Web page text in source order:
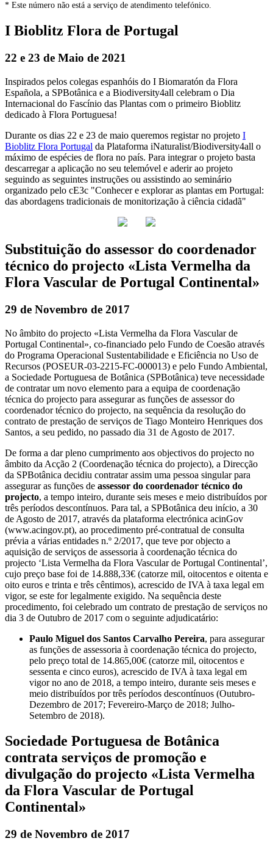
* Este número não está a serviço de atendimento telefónico.
I Bioblitz Flora de Portugal
22 e 23 de Maio de 2021
Inspirados pelos colegas espanhóis do I Biomaratón da Flora
Española, a SPBotânica e a Biodiversity4all celebram o Dia
Internacional do Fascínio das Plantas com o primeiro Bioblitz
dedicado à Flora Portuguesa!
Durante os dias 22 e 23 de maio queremos registar no projeto I
Bioblitz Flora Portugal da Plataforma iNaturalist/Biodiversity4all o
máximo de espécies de flora no país. Para integrar o projeto basta
descarregar a aplicação no seu telemóvel e aderir ao projeto
seguindo as seguintes instruções ou assistindo ao seminário
organizado pelo cE3c "Conhecer e explorar as plantas em Portugal:
das abordagens tradicionais de monitorização à ciência cidadã"
Substituição do assessor do coordenador
técnico do projecto «Lista Vermelha da
Flora Vascular de Portugal Continental»
29 de Novembro de 2017
No âmbito do projecto «Lista Vermelha da Flora Vascular de
Portugal Continental», co-financiado pelo Fundo de Coesão através
do Programa Operacional Sustentabilidade e Eficiência no Uso de
Recursos (POSEUR-03-2215-FC-000013) e pelo Fundo Ambiental,
a Sociedade Portuguesa de Botânica (SPBotânica) teve necessidade
de contratar um novo elemento para a equipa de coordenação
técnica do projecto para assegurar as funções de assessor do
coordenador técnico do projecto, na sequência da resolução do
contrato de prestação de serviços de Tiago Monteiro Henriques dos
Santos, a seu pedido, no passado dia 31 de Agosto de 2017.
De forma a dar pleno cumprimento aos objectivos do projecto no
âmbito da Acção 2 (Coordenação técnica do projecto), a Direcção
da SPBotânica decidiu contratar assim uma pessoa singular para
assegurar as funções de assessor do coordenador técnico do
projecto, a tempo inteiro, durante seis meses e meio distribuídos por
três períodos descontínuos. Para tal, a SPBotânica deu início, a 30
de Agosto de 2017, através da plataforma electrónica acinGov
(www.acingov.pt), ao procedimento pré-contratual de consulta
prévia a várias entidades n.º 2/2017, que teve por objecto a
aquisição de serviços de assessoria à coordenação técnica do
projecto ‘Lista Vermelha da Flora Vascular de Portugal Continental’,
cujo preço base foi de 14.888,33€ (catorze mil, oitocentos e oitenta e
oito euros e trinta e três cêntimos), acrescido de IVA à taxa legal em
vigor, se este for legalmente exigido. Na sequência deste
procedimento, foi celebrado um contrato de prestação de serviços no
dia 3 de Outubro de 2017 com o seguinte adjudicatário:
Paulo Miguel dos Santos Carvalho Pereira, para assegurar
as funções de assessoria à coordenação técnica do projecto,
pelo preço total de 14.865,00€ (catorze mil, oitocentos e
sessenta e cinco euros), acrescido de IVA à taxa legal em
vigor no ano de 2018, a tempo inteiro, durante seis meses e
meio distribuídos por três períodos descontínuos (Outubro-
Dezembro de 2017; Fevereiro-Março de 2018; Julho-
Setembro de 2018).
Sociedade Portuguesa de Botânica
contrata serviços de promoção e
divulgação do projecto «Lista Vermelha
da Flora Vascular de Portugal
Continental»
29 de Novembro de 2017